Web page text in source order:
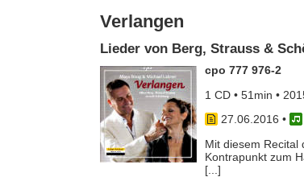
Verlangen
Lieder von Berg, Strauss &
cpo 777 976-2
1 CD • 51min •
27.06.2016 •
Mit diesem Recital
Kontrapunkt zum
[...]